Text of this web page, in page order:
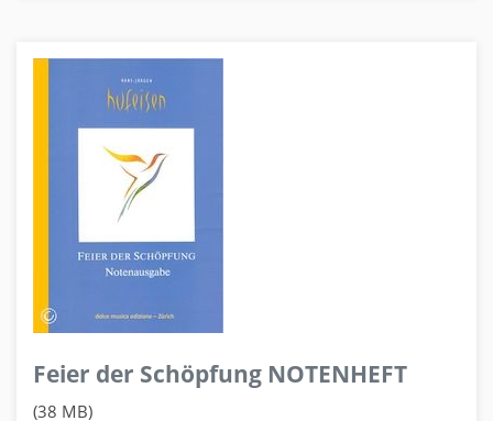
Feier der Schöpfung NOTENHEFT
(38 MB)